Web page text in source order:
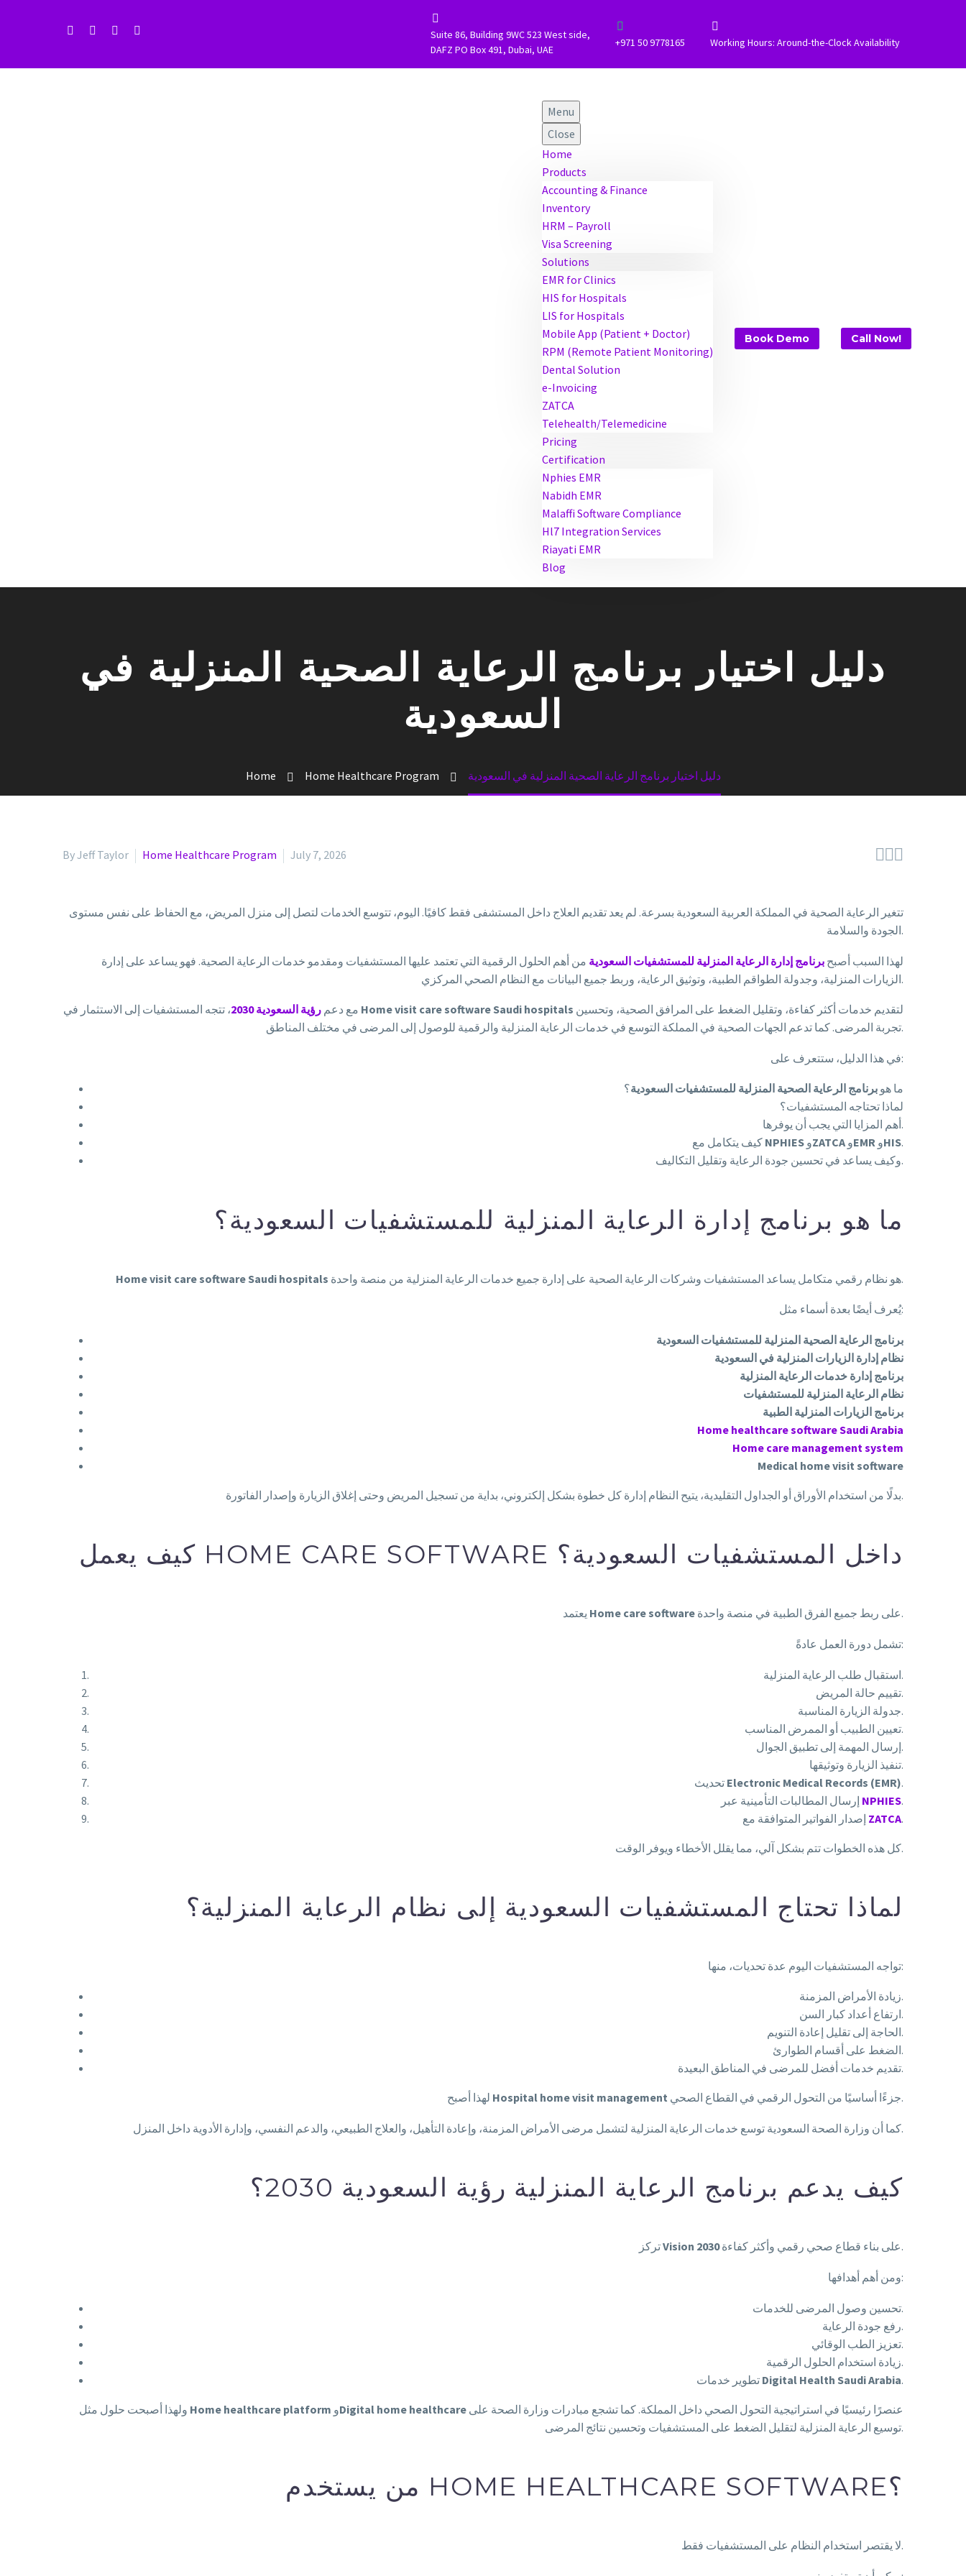


Suite 86, Building 9WC 523 West side,
DAFZ PO Box 491, Dubai, UAE


+971 50 9778165


Working Hours: Around-the-Clock Availability
Menu
Close
Home
Products
Accounting & Finance
Inventory
HRM – Payroll
Visa Screening
Solutions
EMR for Clinics
HIS for Hospitals
LIS for Hospitals
Mobile App (Patient + Doctor)
RPM (Remote Patient Monitoring)
Dental Solution
e-Invoicing
ZATCA
Telehealth/Telemedicine
Pricing
Certification
Nphies EMR
Nabidh EMR
Malaffi Software Compliance
Hl7 Integration Services
Riayati EMR
Blog
Book Demo Call Now!
دليل اختيار برنامج الرعاية الصحية المنزلية في
السعودية
Home Home Healthcare Program دليل اختيار برنامج الرعاية الصحية المنزلية في السعودية

By Jeff Taylor Home Healthcare Program July 7, 2026
تتغير الرعاية الصحية في المملكة العربية السعودية بسرعة. لم يعد تقديم العلاج داخل المستشفى فقط كافيًا. اليوم، تتوسع الخدمات لتصل إلى منزل المريض، مع الحفاظ على نفس مستوى
الجودة والسلامة.
لهذا السبب أصبح برنامج إدارة الرعاية المنزلية للمستشفيات السعودية من أهم الحلول الرقمية التي تعتمد عليها المستشفيات ومقدمو خدمات الرعاية الصحية. فهو يساعد على إدارة
الزيارات المنزلية، وجدولة الطواقم الطبية، وتوثيق الرعاية، وربط جميع البيانات مع النظام الصحي المركزي.
مع دعم رؤية السعودية 2030 Home visit care software Saudi hospitals
تجربة المرضى. كما تدعم الجهات الصحية في المملكة التوسع في خدمات الرعاية المنزلية والرقمية للوصول إلى المرضى في مختلف المناطق.
في هذا الدليل، ستتعرف على:
ما هو برنامج الرعاية الصحية المنزلية للمستشفيات السعودية؟
لماذا تحتاجه المستشفيات؟
أهم المزايا التي يجب أن يوفرها.
NPHIES وZATCA وEMR وHIS.
وكيف يساعد في تحسين جودة الرعاية وتقليل التكاليف.
ما هو برنامج إدارة الرعاية المنزلية للمستشفيات السعودية؟
Home visit care software Saudi hospitals هو نظام رقمي متكامل يساعد المستشفيات وشركات الرعاية الصحية على إدارة جميع خدمات الرعاية المنزلية من منصة واحدة.
يُعرف أيضًا بعدة أسماء مثل:
برنامج الرعاية الصحية المنزلية للمستشفيات السعودية
نظام إدارة الزيارات المنزلية في السعودية
برنامج إدارة خدمات الرعاية المنزلية
نظام الرعاية المنزلية للمستشفيات
برنامج الزيارات المنزلية الطبية
Home healthcare software Saudi Arabia
Home care management system
Medical home visit software
بدلًا من استخدام الأوراق أو الجداول التقليدية، يتيح النظام إدارة كل خطوة بشكل إلكتروني، بداية من تسجيل المريض وحتى إغلاق الزيارة وإصدار الفاتورة.
كيف يعمل HOME CARE SOFTWARE داخل المستشفيات السعودية؟
Home care software على ربط جميع الفرق الطبية في منصة واحدة.
تشمل دورة العمل عادةً:
استقبال طلب الرعاية المنزلية.
تقييم حالة المريض.
جدولة الزيارة المناسبة.
تعيين الطبيب أو الممرض المناسب.
إرسال المهمة إلى تطبيق الجوال.
تنفيذ الزيارة وتوثيقها.
Electronic Medical Records (EMR).
NPHIES.
ZATCA.
كل هذه الخطوات تتم بشكل آلي، مما يقلل الأخطاء ويوفر الوقت.
لماذا تحتاج المستشفيات السعودية إلى نظام الرعاية المنزلية؟
تواجه المستشفيات اليوم عدة تحديات، منها:
زيادة الأمراض المزمنة.
ارتفاع أعداد كبار السن.
الحاجة إلى تقليل إعادة التنويم.
الضغط على أقسام الطوارئ.
تقديم خدمات أفضل للمرضى في المناطق البعيدة.
Hospital home visit management جزءًا أساسيًا من التحول الرقمي في القطاع الصحي.
كما أن وزارة الصحة السعودية توسع خدمات الرعاية المنزلية لتشمل مرضى الأمراض المزمنة، وإعادة التأهيل، والعلاج الطبيعي، والدعم النفسي، وإدارة الأدوية داخل المنزل.
كيف يدعم برنامج الرعاية المنزلية رؤية السعودية 2030؟
Vision 2030 على بناء قطاع صحي رقمي وأكثر كفاءة.
ومن أهم أهدافها:
تحسين وصول المرضى للخدمات.
رفع جودة الرعاية.
تعزيز الطب الوقائي.
زيادة استخدام الحلول الرقمية.
Digital Health Saudi Arabia.
Home healthcare platform وDigital home healthcare
توسيع الرعاية المنزلية لتقليل الضغط على المستشفيات وتحسين نتائج المرضى.
من يستخدم HOME HEALTHCARE SOFTWARE؟
لا يقتصر استخدام النظام على المستشفيات فقط.